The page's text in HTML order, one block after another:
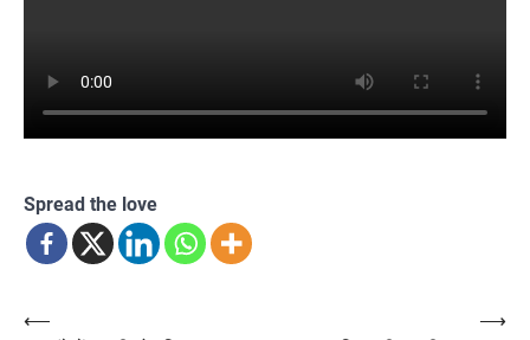
Spread the love
Post
⟵
⟶